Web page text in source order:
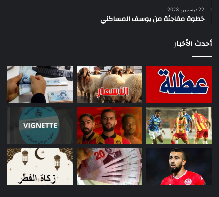
22 ديسمبر، 2023
خطوة مفاجئة من يوسف المساكني
أحدث الأخبار